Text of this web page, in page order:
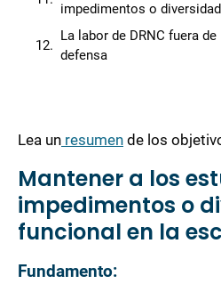
impedimentos o
La labor de DRNC fuera
defensa
Lea un resumen de los
Mantener a los
impedimentos o
funcional en la
Fundamento: